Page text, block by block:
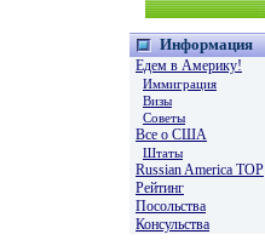
Информация
Едем в Америку!
Иммиграция
Визы
Советы
Все о США
Штаты
Russian America TOP
Рейтинг
Посольства
Консульства